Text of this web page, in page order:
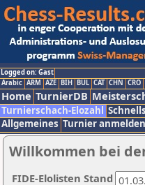
Logged on: Gast
Arabic ARM AZE BIH BUL CAT CHN CRO
Home TurnierDB
Turnierschach-Elozahl
Allgemeines Turnier
Willkommen bei
FIDE-Elolisten Stand